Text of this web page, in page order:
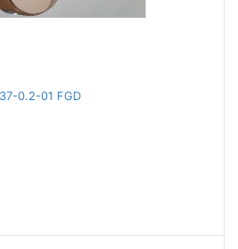
0.2-01 FGD